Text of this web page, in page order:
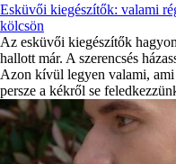
Esküvői kiegészítők: valami
kölcsön
Az esküvői kiegészítők
hallott már. A szerencsés
Azon kívül legyen valami,
persze a kékről se